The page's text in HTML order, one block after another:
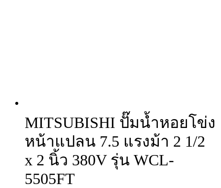
MITSUBISHI ปั๊มน้ำหอยโข่ง
หน้าแปลน 7.5 แรงม้า 2 1/2
x 2 นิ้ว 380V รุ่น WCL-
5505FT